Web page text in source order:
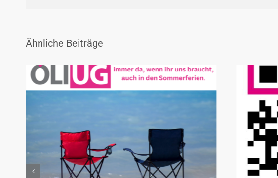
Ähnliche Beiträge